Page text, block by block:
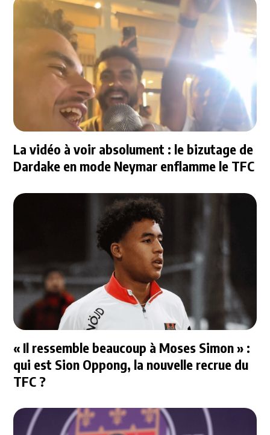
La vidéo à voir absolument : le bizutage de
Dardake en mode Neymar enflamme le TFC
« Il ressemble beaucoup à Moses Simon » :
qui est Sion Oppong, la nouvelle recrue du
TFC ?